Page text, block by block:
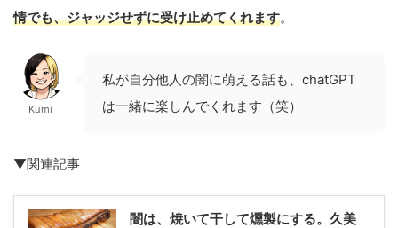
情でも、ジャッジせずに受け止めてくれます。
Kumi
私が自分他人の闇に萌える話も、chatGPT
は一緒に楽しんでくれます（笑）
▼関連記事
闇は、焼いて干して燻製にする。久美